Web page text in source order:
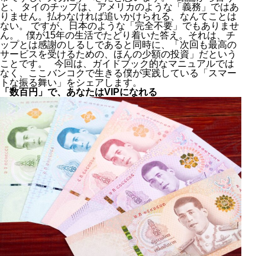
と、 タイのチップは、アメリカのような「義務」ではあ
りません。払わなければ追いかけられる、なんてことは
ない。 ですが、日本のような「完全不要」でもありませ
ん。 僕が15年の生活でたどり着いた答え。それは、チ
ップとは感謝のしるしであると同時に、「次回も最高の
サービスを受けるための、ほんの少額の投資」だという
ことです。 今回は、ガイドブック的なマニュアルでは
なく、ここバンコクで生きる僕が実践している「スマー
トな振る舞い」をシェアします。
「数百円」で、あなたはVIPになれる